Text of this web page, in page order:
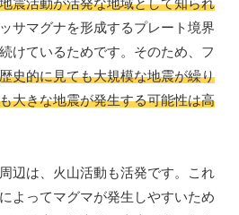
震活動が活発な地域として知られ
サマグナを形成するプレート境界
けているためです。そのため、フ
歴史的に見ても大規模な地震が繰り
大きな地震が発生する可能性は高
辺は、火山活動も活発です。これ
よってマグマが発生しやすいため